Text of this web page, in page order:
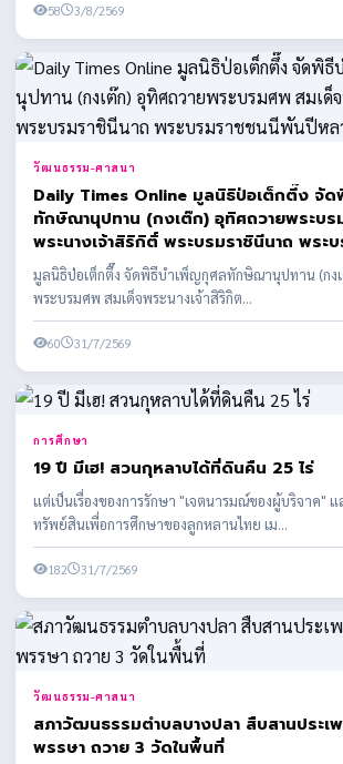
58 3/8/2569
วัฒนธรรม-ศาสนา
Daily Times Online มูลนิธิป่อเต็กตึ๊ง จั
ทักษิณานุปทาน (กงเต๊ก) อุทิศถวายพระบ
พระนางเจ้าสิริกิติ์ พระบรมราชินีนาถ พระ
หลวง
มูลนิธิป่อเต็กตึ๊ง จัดพิธีบำเพ็ญกุศลทักษิณานุปทาน (กง
พระบรมศพ สมเด็จพระนางเจ้าสิริกิต...
60 31/7/2569
การศึกษา
19 ปี มีเฮ! สวนกุหลาบได้ที่ดินคืน 25 ไร่
แต่เป็นเรื่องของการรักษา "เจตนารมณ์ของผู้บริจาค"
ทรัพย์สินเพื่อการศึกษาของลูกหลานไทย เม...
182 31/7/2569
วัฒนธรรม-ศาสนา
สภาวัฒนธรรมตำบลบางปลา สืบสานประเ
พรรษา ถวาย 3 วัดในพื้นที่